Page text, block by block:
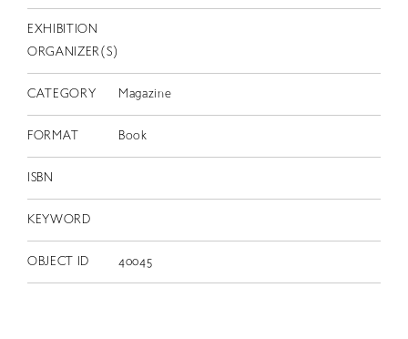
EXHIBITION
ORGANIZER(S)
CATEGORY Magazine
FORMAT Book
ISBN
KEYWORD
OBJECT ID 40045